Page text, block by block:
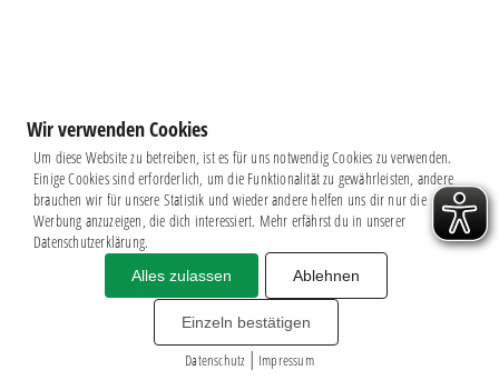
Impressum|Datenschutz
BSG CHEMIE LEIPZIG © 2026
MITGLIEDERZAHL: 2.816
webdesign by3W
Wir verwenden Cookies
Um diese Website zu betreiben, ist es für uns notwendig Cookies zu verwenden.
Einige Cookies sind erforderlich, um die Funktionalität zu gewährleisten, andere
brauchen wir für unsere Statistik und wieder andere helfen uns dir nur die
Werbung anzuzeigen, die dich interessiert. Mehr erfährst du in unserer
Datenschutzerklärung.
Alles zulassen Ablehnen
Einzeln bestätigen
Datenschutz | Impressum